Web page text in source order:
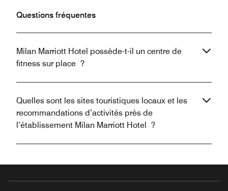
Questions fréquentes
Milan Marriott Hotel possède-t-il un centre de
fitness sur place ?
Quelles sont les sites touristiques locaux et les
recommandations d’activités près de
l’établissement Milan Marriott Hotel ?